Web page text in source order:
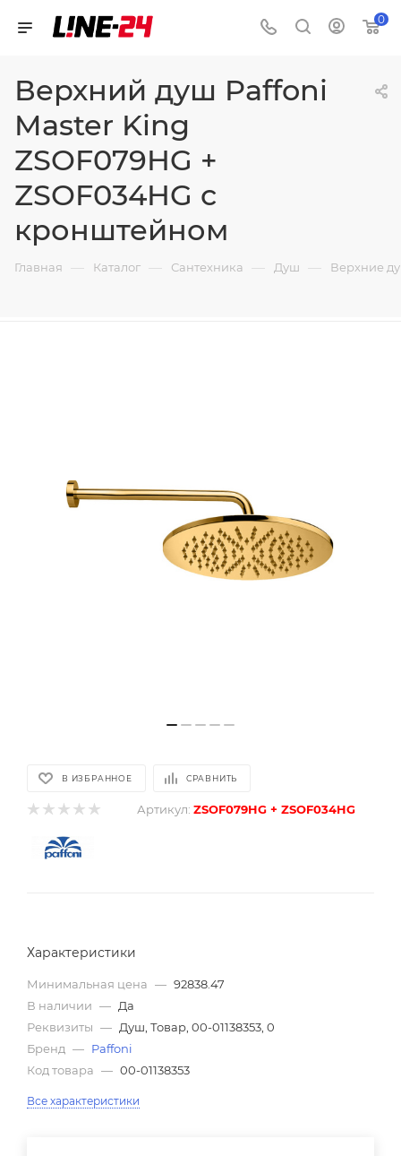
0
Верхний душ Paffoni
Master King
ZSOF079HG +
ZSOF034HG с
кронштейном
Главная — Каталог — Сантехника — Душ — Верхние
В ИЗБРАННОЕ СРАВНИТЬ
Артикул: ZSOF079HG + ZSOF034HG
Характеристики
Минимальная цена — 92838.47
В наличии — Да
Реквизиты — Душ, Товар, 00-01138353, 0
Бренд — Paffoni
Код товара — 00-01138353
Все характеристики